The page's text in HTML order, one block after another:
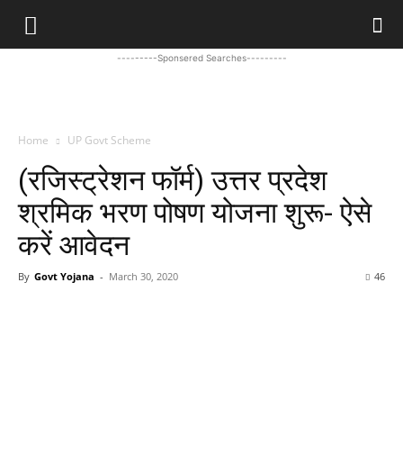
---------Sponsered Searches---------
Home UP Govt Scheme
(रजिस्ट्रेशन फॉर्म) उत्तर प्रदेश
श्रमिक भरण पोषण योजना शुरू- ऐसे
करें आवेदन
By Govt Yojana - March 30, 2020 46